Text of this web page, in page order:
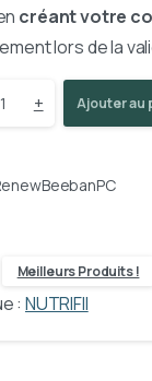
créant votre
lors de la
+ Ajouter au
Meilleurs Produits !
: NUTRIFII